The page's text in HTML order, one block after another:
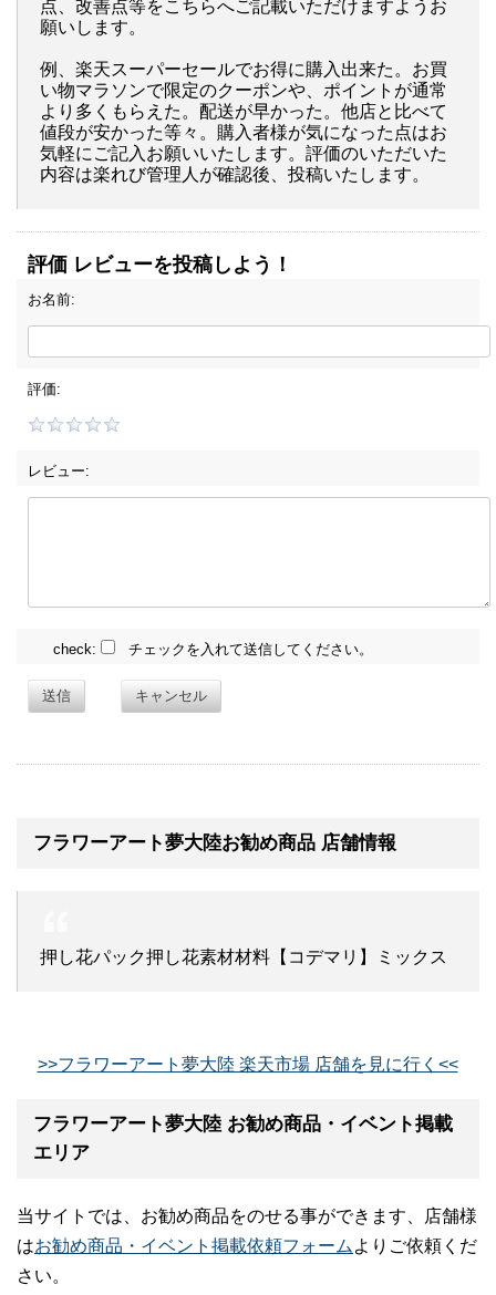
点、改善点等をこちらへご記載いただけますようお
願いします。
例、楽天スーパーセールでお得に購入出来た。お買
い物マラソンで限定のクーポンや、ポイントが通常
より多くもらえた。配送が早かった。他店と比べて
値段が安かった等々。購入者様が気になった点はお
気軽にご記入お願いいたします。評価のいただいた
内容は楽れび管理人が確認後、投稿いたします。
評価 レビューを投稿しよう！
お名前:
評価:
レビュー:
check: チェックを入れて送信してください。
送信 キャンセル
フラワーアート夢大陸お勧め商品 店舗情報
押し花パック押し花素材材料【コデマリ】ミックス
>>フラワーアート夢大陸 楽天市場 店舗を見に行く<<
フラワーアート夢大陸 お勧め商品・イベント掲載
エリア
当サイトでは、お勧め商品をのせる事ができます、店舗様
はお勧め商品・イベント掲載依頼フォーム よりご依頼くだ
さい。